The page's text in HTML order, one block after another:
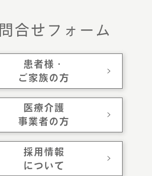
問合せフォーム
患者様・
ご家族の方
医療介護
事業者の方
採用情報
について